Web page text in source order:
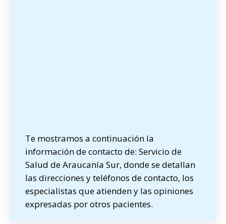
Te mostramos a continuación la
información de contacto de: Servicio de
Salud de Araucanía Sur, donde se detallan
las direcciones y teléfonos de contacto, los
especialistas que atienden y las opiniones
expresadas por otros pacientes.